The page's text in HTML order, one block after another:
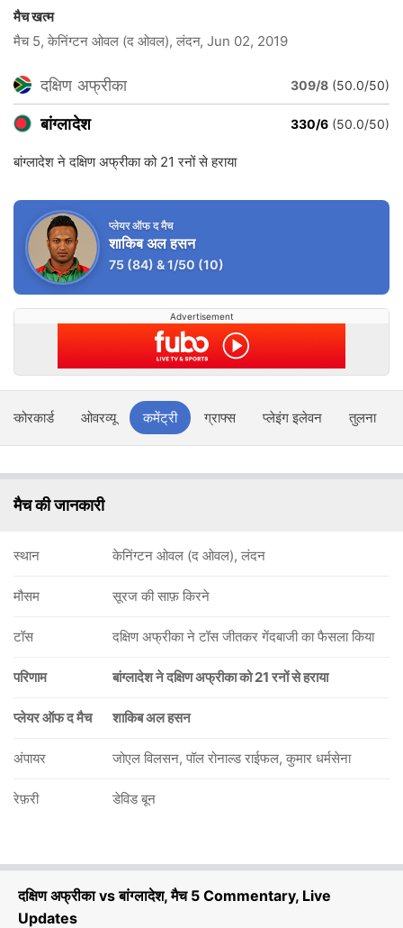
दक्षिण अफ्रीका vs बांग्लादेश, मैच 5 Commentary, Live
Updates
मैच खत्म
मैच 5, केनिंग्टन ओवल (द ओवल), लंदन, Jun 02, 2019
दक्षिण अफ्रीका 309/8 (50.0/50)
बांग्लादेश 330/6 (50.0/50)
बांग्लादेश ने दक्षिण अफ्रीका को 21 रनों से हराया
प्लेयर ऑफ द मैच
शाकिब अल हसन
75 (84) &1/50 (10)
Advertisement
स्कोरकार्ड ओवरव्यू कमेंट्री ग्राफ्स प्लेइंग इलेवन तुलना
मैच की जानकारी
स्थान केनिंग्टन ओवल (द ओवल), लंदन
मौसम सूरज की साफ़ किरने
टॉस दक्षिण अफ्रीका ने टॉस जीतकर गेंदबाजी का फैसला किया
परिणाम बांग्लादेश ने दक्षिण अफ्रीका को 21 रनों से हराया
प्लेयर ऑफ द मैच शाकिब अल हसन
अंपायर जोएल विलसन, पॉल रोनाल्ड राईफल, कुमार धर्मसेना
रेफ़री डेविड बून